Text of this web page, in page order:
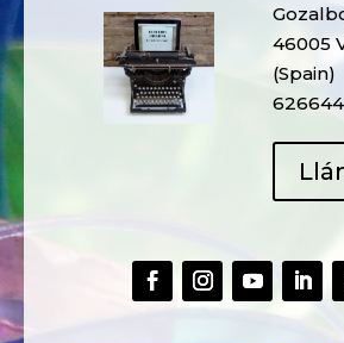
46005
(Spain)